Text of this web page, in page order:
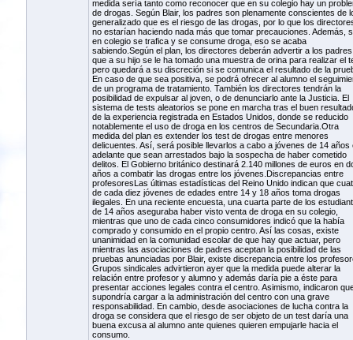
medida sería tanto como reconocer que en su colegio hay un
de drogas. Según Blair, los padres son plenamente conscientes de
generalizado que es el riesgo de las drogas, por lo que los
no estarían haciendo nada más que tomar precauciones. Además,
en colegio se trafica y se consume droga, eso se acaba
sabiendo.Según el plan, los directores deberán advertir a los padres
que a su hijo se le ha tomado una muestra de orina para realizar el
pero quedará a su discreción si se comunica el resultado de la
En caso de que sea positiva, se podrá ofrecer al alumno el
de un programa de tratamiento. También los directores tendrán la
posibilidad de expulsar al joven, o de denunciarlo ante la Justicia. El
sistema de tests aleatorios se pone en marcha tras el buen
de la experiencia registrada en Estados Unidos, donde se reducido
notablemente el uso de droga en los centros de Secundaria.Otra
medida del plan es extender los test de drogas entre menores
delicuentes. Así, será posible llevarlos a cabo a jóvenes de 14 años
adelante que sean arrestados bajo la sospecha de haber cometido
delitos. El Gobierno británico destinará 2.140 millones de euros en
años a combatir las drogas entre los jóvenes.Discrepancias entre
profesoresLas últimas estadísticas del Reino Unido indican que
de cada diez jóvenes de edades entre 14 y 18 años toma drogas
ilegales. En una reciente encuesta, una cuarta parte de los
de 14 años aseguraba haber visto venta de droga en su colegio,
mientras que uno de cada cinco consumidores indicó que la había
comprado y consumido en el propio centro. Así las cosas, existe
unanimidad en la comunidad escolar de que hay que actuar, pero
mientras las asociaciones de padres aceptan la posibilidad de las
pruebas anunciadas por Blair, existe discrepancia entre los
Grupos sindicales advirtieron ayer que la medida puede alterar la
relación entre profesor y alumno y además daría pie a éste para
presentar acciones legales contra el centro. Asimismo, indicaron
supondría cargar a la administración del centro con una grave
responsabilidad. En cambio, desde asociaciones de lucha contra la
droga se considera que el riesgo de ser objeto de un test daría una
buena excusa al alumno ante quienes quieren empujarle hacia el
consumo.